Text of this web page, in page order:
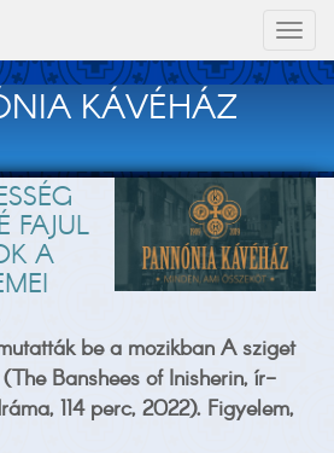
KÁVÉHÁZ
FAJUL
A
be a mozikban A sziget
Banshees of Inisherin, ír-
114 perc, 2022). Figyelem,